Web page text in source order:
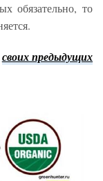
обязательно, то
своих предыдущих